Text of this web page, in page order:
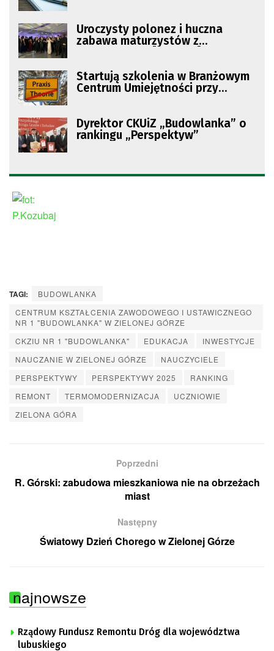
Uroczysty polonez i huczna
zabawa maturzystów z
Startują szkolenia w Branżowym
Centrum Umiejętności przy
Dyrektor CKUiZ „Budowlanka” o
rankingu „Perspektyw”
TAGI:
BUDOWLANKA
CENTRUM KSZTAŁCENIA ZAWODOWEGO I USTAWICZNEGO
NR 1 "BUDOWLANKA" W ZIELONEJ GÓRZE
CKZIU NR 1 "BUDOWLANKA"
EDUKACJA
INWESTYCJE
NAUCZANIE W ZIELONEJ GÓRZE
NAUCZYCIELE
PERSPEKTYWY
PERSPEKTYWY 2025
RANKING
REMONT
TERMOMODERNIZACJA
UCZNIOWIE
ZIELONA GÓRA
Poprzedni
R. Górski: zabudowa mieszkaniowa nie na obrzeżach
miast
Następny
Światowy Dzień Chorego w Zielonej Górze
najnowsze
Rządowy Fundusz Remontu Dróg dla województwa
lubuskiego